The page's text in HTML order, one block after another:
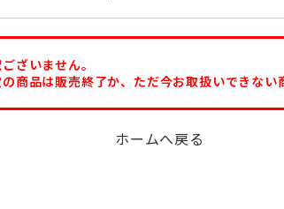
ざいません。
商品は販売終了か、ただ今お取扱いできない
ホームへ戻る